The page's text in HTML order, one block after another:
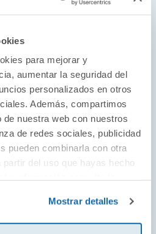
para mejorar y
aumentar la seguridad del
personalizados en otros
Además, compartimos
nuestra web con nuestros
de redes sociales, publicidad
pueden combinarla con otra
del uso que hayas hecho
Mostrar detalles
parte de las tramas
en la literatura. Y lo
una novela que mantiene
hacer comedia y no deja
retrato generacional que
irónica y crítica de su